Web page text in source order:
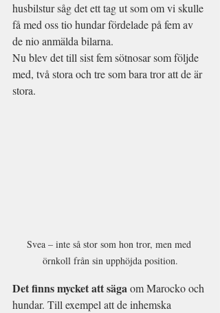
husbilstur såg det ett tag ut som om vi skulle
få med oss tio hundar fördelade på fem av
de nio anmälda bilarna.
Nu blev det till sist fem sötnosar som följde
med, två stora och tre som bara tror att de är
stora.
Svea – inte så stor som hon tror, men med
örnkoll från sin upphöjda position.
Det finns mycket att säga om Marocko och
hundar. Till exempel att de inhemska